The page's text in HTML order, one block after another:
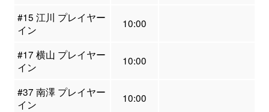
#15 江川 プレイヤー
イン
10:00
#17 横山 プレイヤー
イン
10:00
#37 南澤 プレイヤー
イン
10:00